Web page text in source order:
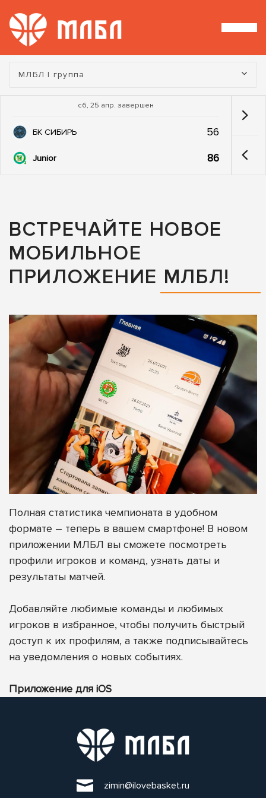
Турнир:
МЛБЛ I группа
сб, 25 апр. завершен
БК СИБИРЬ 56
Junior 86
ВСТРЕЧАЙТЕ НОВОЕ
МОБИЛЬНОЕ
ПРИЛОЖЕНИЕ МЛБЛ!
Полная статистика чемпионата в удобном
формате – теперь в вашем смартфоне! В новом
приложении МЛБЛ вы сможете посмотреть
профили игроков и команд, узнать даты и
результаты матчей.
Добавляйте любимые команды и любимых
игроков в избранное, чтобы получить быстрый
доступ к их профилям, а также подписывайтесь
на уведомления о новых событиях.
Приложение для iOS
zimin@ilovebasket.ru